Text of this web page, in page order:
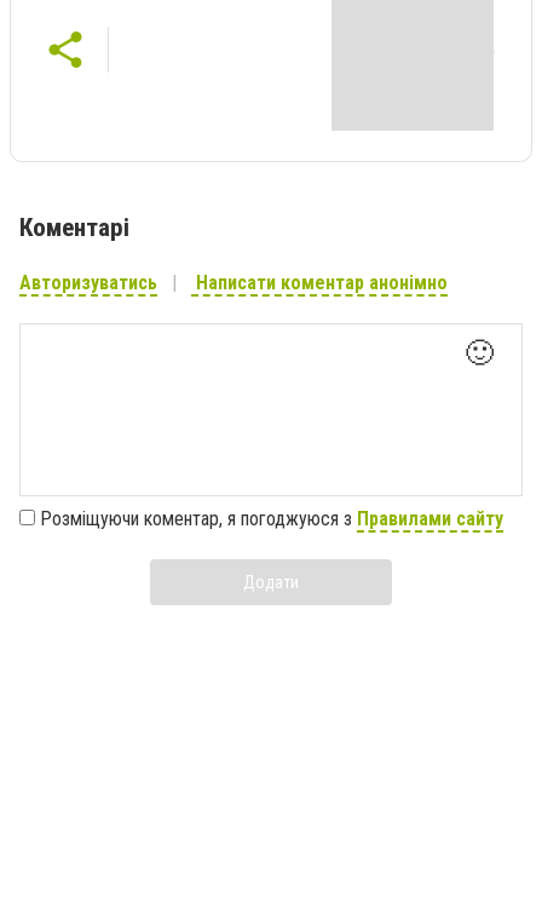
Коментарі
Авторизуватись Написати коментар анонімно
🙂
Розміщуючи коментар, я погоджуюся з Правилами сайту
Додати